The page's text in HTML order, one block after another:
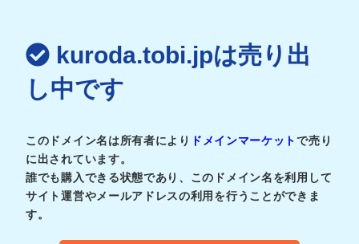
kuroda.tobi.jpは売り出
し中です
このドメイン名は所有者により ドメインマーケットで売り
に出されています。
誰でも購入できる状態であり、このドメイン名を利用して
サイト運営やメールアドレスの利用を行うことができま
す。